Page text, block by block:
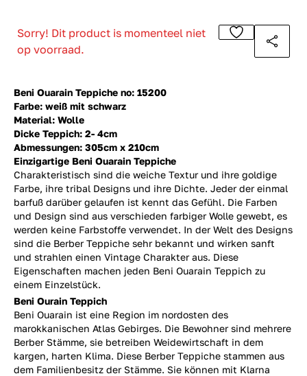
Beni Ouarain Teppiche no: 15200
Farbe: weiß mit schwarz
Material: Wolle
Dicke Teppich: 2- 4cm
Abmessungen: 305cm x 210cm
Einzigartige Beni Ouarain Teppiche
Charakteristisch sind die weiche Textur und ihre goldige
Farbe, ihre tribal Designs und ihre Dichte. Jeder der einmal
barfuß darüber gelaufen ist kennt das Gefühl. Die Farben
und Design sind aus verschieden farbiger Wolle gewebt, es
werden keine Farbstoffe verwendet. In der Welt des Designs
sind die Berber Teppiche sehr bekannt und wirken sanft
und strahlen einen Vintage Charakter aus. Diese
Eigenschaften machen jeden Beni Ouarain Teppich zu
einem Einzelstück.
Sorry! Dit product is momenteel niet
op voorraad.
Beni Ourain Teppich
Beni Ouarain ist eine Region im nordosten des
marokkanischen Atlas Gebirges. Die Bewohner sind mehrere
Berber Stämme, sie betreiben Weidewirtschaft in dem
kargen, harten Klima. Diese Berber Teppiche stammen aus
dem Familienbesitz der Stämme. Sie können mit Klarna